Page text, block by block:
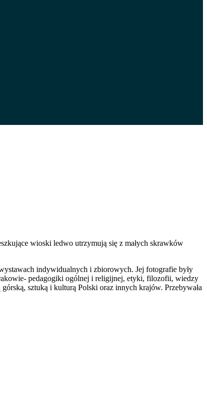
wioski ledwo utrzymują się z małych skrawków
indywidualnych i zbiorowych. Jej fotografie były
pedagogiki ogólnej i religijnej, etyki, filozofii, wiedzy
sztuką i kulturą Polski oraz innych krajów. Przebywała